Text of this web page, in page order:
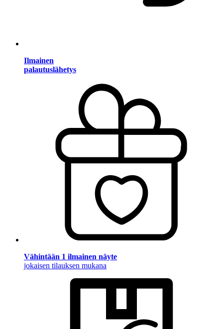
Ilmainen
palautuslähetys
Vähintään 1 ilmainen näyte
jokaisen tilauksen mukana